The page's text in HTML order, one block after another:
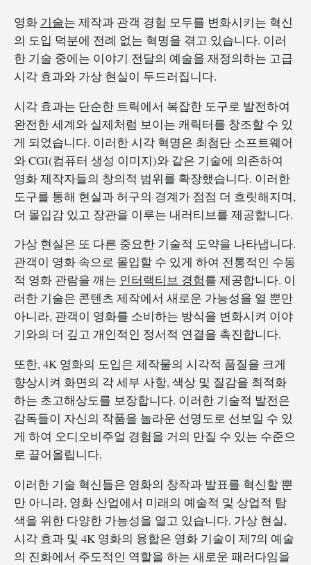
영화 기술는 제작과 관객 경험 모두를 변화시키는 혁신
의 도입 덕분에 전례 없는 혁명을 겪고 있습니다. 이러
한 기술 중에는 이야기 전달의 예술을 재정의하는 고급
시각 효과와 가상 현실이 두드러집니다.
시각 효과는 단순한 트릭에서 복잡한 도구로 발전하여
완전한 세계와 실제처럼 보이는 캐릭터를 창조할 수 있
게 되었습니다. 이러한 시각 혁명은 최첨단 소프트웨어
와 CGI(컴퓨터 생성 이미지)와 같은 기술에 의존하여
영화 제작자들의 창의적 범위를 확장했습니다. 이러한
도구를 통해 현실과 허구의 경계가 점점 더 흐릿해지며,
더 몰입감 있고 장관을 이루는 내러티브를 제공합니다.
가상 현실은 또 다른 중요한 기술적 도약을 나타냅니다.
관객이 영화 속으로 몰입할 수 있게 하여 전통적인 수동
적 영화 관람을 깨는 인터랙티브 경험를 제공합니다. 이
러한 기술은 콘텐츠 제작에서 새로운 가능성을 열 뿐만
아니라, 관객이 영화를 소비하는 방식을 변화시켜 이야
기와의 더 깊고 개인적인 정서적 연결을 촉진합니다.
또한, 4K 영화의 도입은 제작물의 시각적 품질을 크게
향상시켜 화면의 각 세부 사항, 색상 및 질감을 최적화
하는 초고해상도를 보장합니다. 이러한 기술적 발전은
감독들이 자신의 작품을 놀라운 선명도로 선보일 수 있
게 하여 오디오비주얼 경험을 거의 만질 수 있는 수준으
로 끌어올립니다.
이러한 기술 혁신들은 영화의 창작과 발표를 혁신할 뿐
만 아니라, 영화 산업에서 미래의 예술적 및 상업적 탐
색을 위한 다양한 가능성을 열고 있습니다. 가상 현실,
시각 효과 및 4K 영화의 융합은 영화 기술이 제7의 예술
의 진화에서 주도적인 역할을 하는 새로운 패러다임을